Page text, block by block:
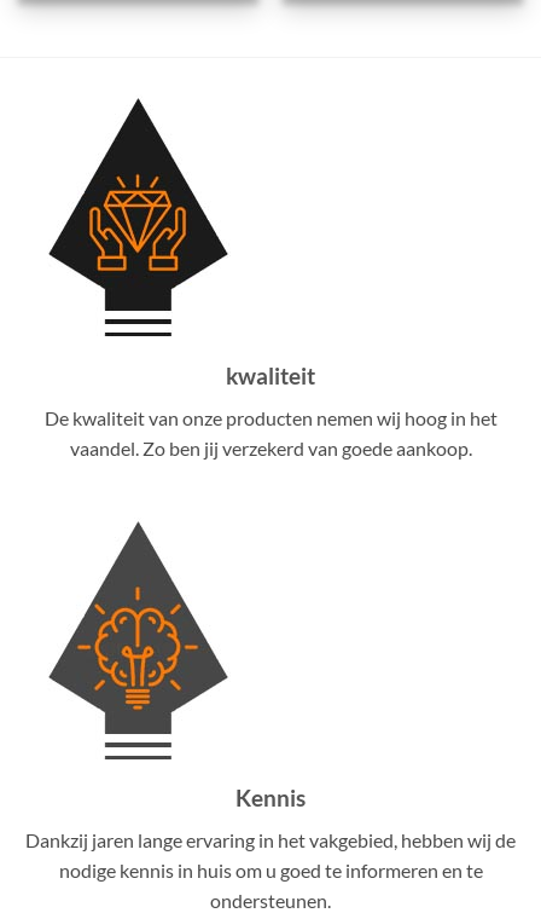
kwaliteit
De kwaliteit van onze producten nemen wij hoog in het
vaandel. Zo ben jij verzekerd van goede aankoop.
Kennis
Dankzij jaren lange ervaring in het vakgebied, hebben wij de
nodige kennis in huis om u goed te informeren en te
ondersteunen.